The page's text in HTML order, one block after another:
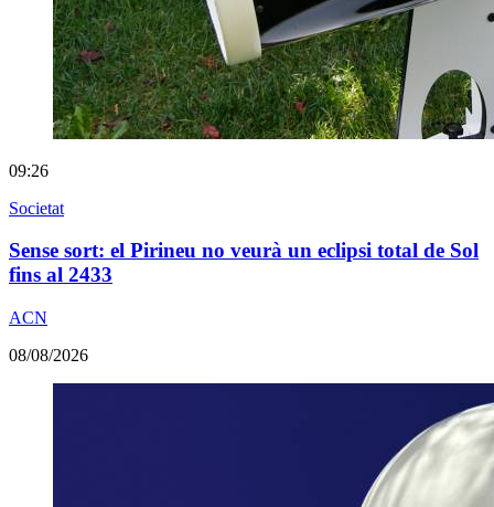
09:26
Societat
Sense sort: el Pirineu no veurà un eclipsi total de Sol
fins al 2433
ACN
08/08/2026